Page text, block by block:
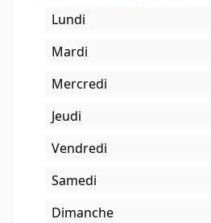
Lundi
Mardi
Mercredi
Jeudi
Vendredi
Samedi
Dimanche